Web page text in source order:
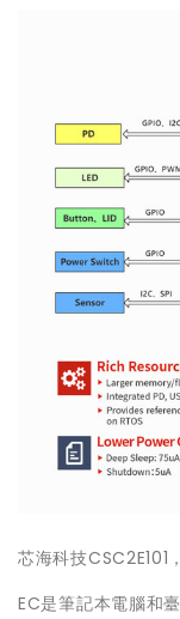
芯海科技CSC2E101
EC是筆記本電腦和